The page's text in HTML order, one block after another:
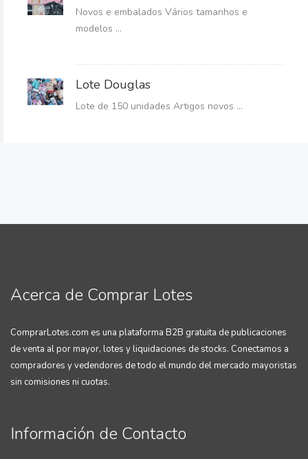
Novos e embalados Vários tamanhos e
modelos ...
Lote Douglas
Lote de 150 unidades Artigos novos ...
Acerca de Comprar Lotes
ComprarLotes.com es una plataforma B2B gratuita de publicaciones
de venta al por mayor, lotes y liquidaciones de stocks. Conectamos a
compradores y vedendores de todo el mundo del mercado mayoristas
sin comisiones ni cuotas.
Información de Contacto